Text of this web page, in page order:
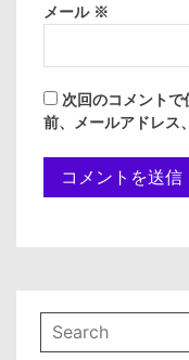
メール ※
次回のコメントで
前、メールアドレス